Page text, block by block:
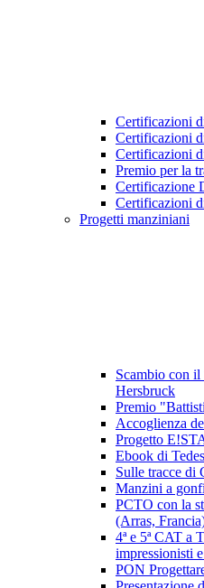
Certificazioni
Certificazioni
Certificazioni
Premio per la
Certificazione
Certificazioni
Progetti manziniani
Scambio con
Hersbruck
Premio
Accoglienza
Progetto
Ebook di
Sulle tracce di
Manzini a
PCTO con la
(Arras,
4ª e 5ª CAT a
impressionisti
PON